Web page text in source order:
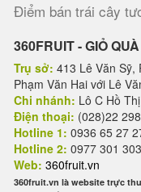
Điểm bán trái cây
360FRUIT - GIỎ
Trụ sở: 413 Lê Văn Sỹ,
Phạm Văn Hai với Lê
Chi nhánh: Lô C Hồ
Điện thoại: (028)22
Hotline 1: 0936 65 27
Hotline 2: 0977 301
Web: 360fruit.vn
360fruit.vn là website trực